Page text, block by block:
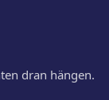
dran hängen.